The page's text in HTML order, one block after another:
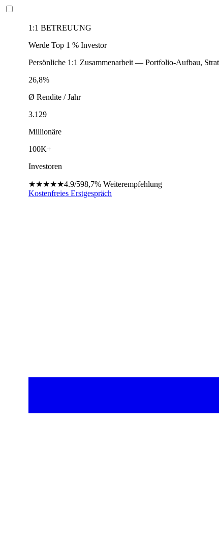
1:1 BETREUUNG
Werde Top 1 % Investor
Persönliche 1:1 Zusammenarbeit — Portfolio-Aufbau,
26,8%
Ø Rendite / Jahr
3.129
Millionäre
100K+
Investoren
★★★★★4.9/598,7% Weiterempfehlung
Kostenfreies Erstgespräch